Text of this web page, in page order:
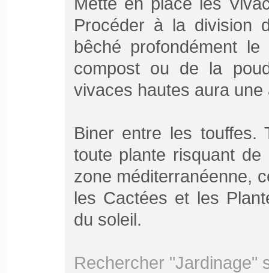
Procéder à la division
bêché profondément
compost ou de la
vivaces hautes aura
Biner entre les touffes.
toute plante risquant
zone méditerranéenne,
les Cactées et les
du soleil.
Rechercher "Jardinage"